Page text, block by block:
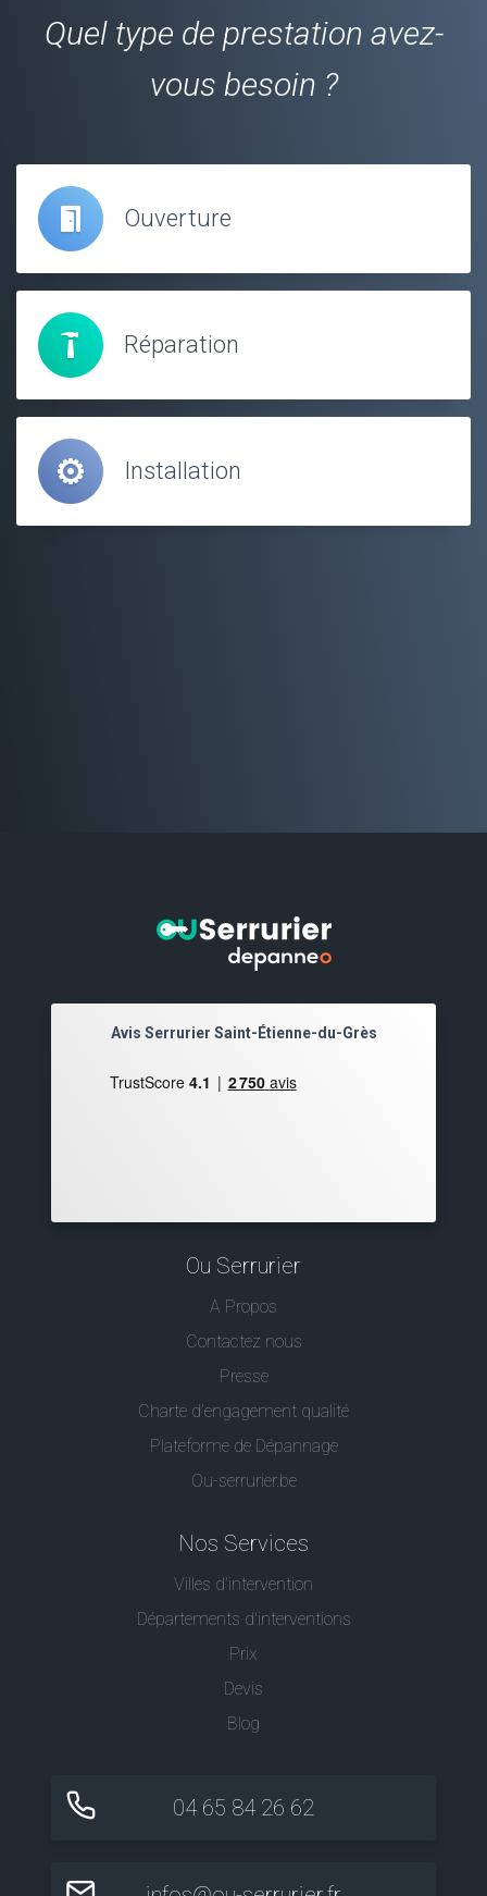
Quel type de prestation avez-
vous besoin ?
Ouverture
Réparation
Installation
Avis Serrurier Saint-Étienne-du-Grès
Ou Serrurier
A Propos
Contactez nous
Presse
Charte d’engagement qualité
Plateforme de Dépannage
Ou-serrurier.be
Nos Services
Villes d'intervention
Départements d'interventions
Prix
Devis
Blog
04 65 84 26 62